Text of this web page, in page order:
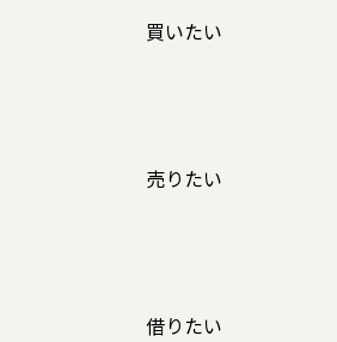
買いたい
売りたい
借りたい